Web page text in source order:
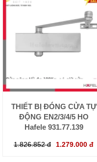
THIẾT BỊ ĐÓNG CỬA TỰ
ĐỘNG EN2/3/4/5 HO
Hafele 931.77.139
1.826.852 đ 1.279.000 đ